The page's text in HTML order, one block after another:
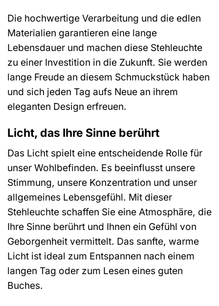
Die hochwertige Verarbeitung und die edlen
Materialien garantieren eine lange
Lebensdauer und machen diese Stehleuchte
zu einer Investition in die Zukunft. Sie werden
lange Freude an diesem Schmuckstück haben
und sich jeden Tag aufs Neue an ihrem
eleganten Design erfreuen.
Licht, das Ihre Sinne berührt
Das Licht spielt eine entscheidende Rolle für
unser Wohlbefinden. Es beeinflusst unsere
Stimmung, unsere Konzentration und unser
allgemeines Lebensgefühl. Mit dieser
Stehleuchte schaffen Sie eine Atmosphäre, die
Ihre Sinne berührt und Ihnen ein Gefühl von
Geborgenheit vermittelt. Das sanfte, warme
Licht ist ideal zum Entspannen nach einem
langen Tag oder zum Lesen eines guten
Buches.